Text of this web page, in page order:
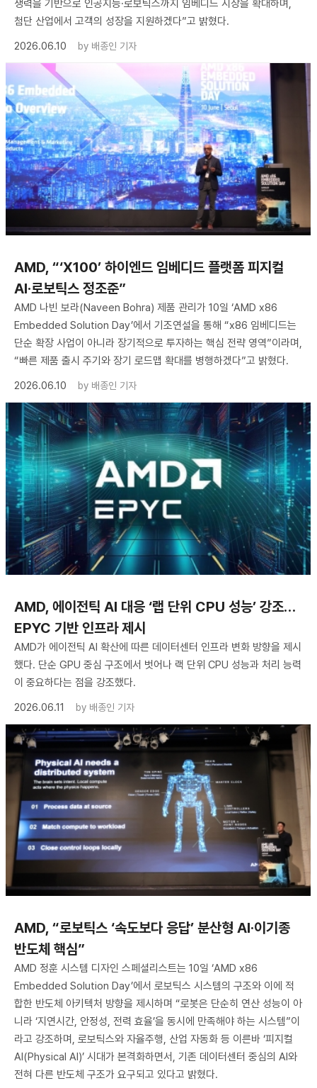
쟁력을 기반으로 인공지능·로보틱스까지 임베디드 시장을 확대하며,
첨단 산업에서 고객의 성장을 지원하겠다”고 밝혔다.
2026.06.10
by 배종인 기자
AMD, “‘X100’ 하이엔드 임베디드 플랫폼 피지컬
AI·로보틱스 정조준”
AMD 나빈 보라(Naveen Bohra) 제품 관리가 10일 ‘AMD x86
Embedded Solution Day’에서 기조연설을 통해 “x86 임베디드는
단순 확장 사업이 아니라 장기적으로 투자하는 핵심 전략 영역”이라며,
“빠른 제품 출시 주기와 장기 로드맵 확대를 병행하겠다”고 밝혔다.
2026.06.10
by 배종인 기자
AMD, 에이전틱 AI 대응 ‘랩 단위 CPU 성능’ 강조…
EPYC 기반 인프라 제시
AMD가 에이전틱 AI 확산에 따른 데이터센터 인프라 변화 방향을 제시
했다. 단순 GPU 중심 구조에서 벗어나 랙 단위 CPU 성능과 처리 능력
이 중요하다는 점을 강조했다.
2026.06.11
by 배종인 기자
AMD, “로보틱스 ‘속도보다 응답’ 분산형 AI·이기종
반도체 핵심”
AMD 정훈 시스템 디자인 스페셜리스트는 10일 ‘AMD x86
Embedded Solution Day’에서 로보틱스 시스템의 구조와 이에 적
합한 반도체 아키텍처 방향을 제시하며 “로봇은 단순히 연산 성능이 아
니라 ‘지연시간, 안정성, 전력 효율’을 동시에 만족해야 하는 시스템”이
라고 강조하며, 로보틱스와 자율주행, 산업 자동화 등 이른바 ‘피지컬
AI(Physical AI)’ 시대가 본격화하면서, 기존 데이터센터 중심의 AI와
전혀 다른 반도체 구조가 요구되고 있다고 밝혔다.